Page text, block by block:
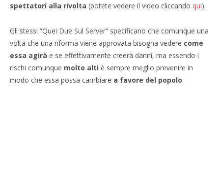
spettatori alla rivolta (potete vedere il video cliccando qui).
Gli stessi “Quei Due Sul Server” specificano che comunque una
volta che una riforma viene approvata bisogna vedere come
essa agirà e se effettivamente creerà danni, ma essendo i
rischi comunque molto alti è sempre meglio prevenire in
modo che essa possa cambiare a favore del popolo.